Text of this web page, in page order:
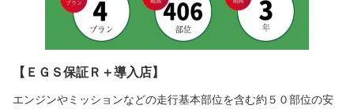
【ＥＧＳ保証Ｒ＋導入店】
エンジンやミッションなどの走行基本部位を含む約５０部位の安